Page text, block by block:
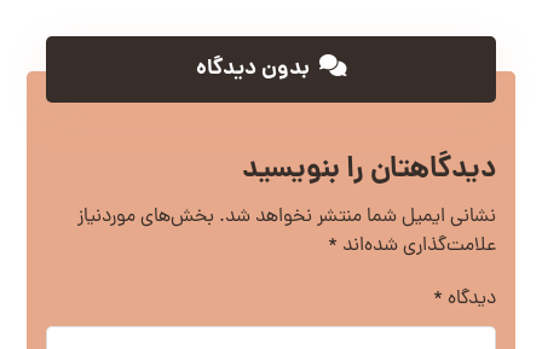
بدون دیدگاه
دیدگاهتان را بنویسید
نشانی ایمیل شما منتشر نخواهد شد. بخش‌های موردنیاز
علامت‌گذاری شده‌اند *
دیدگاه *